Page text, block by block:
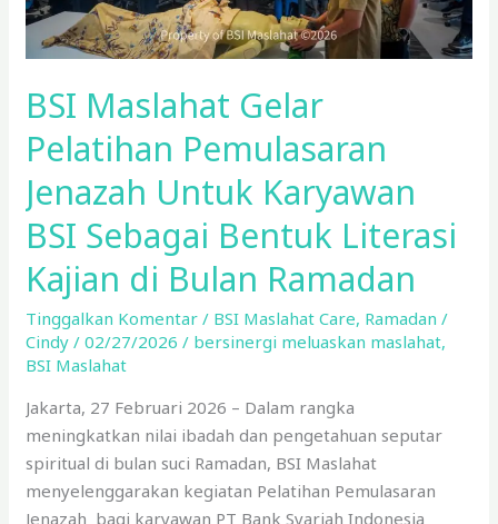
BSI Maslahat Gelar
Pelatihan Pemulasaran
Jenazah Untuk Karyawan
BSI Sebagai Bentuk Literasi
Kajian di Bulan Ramadan
Tinggalkan Komentar / BSI Maslahat Care, Ramadan /
Cindy/02/27/2026/ bersinergi meluaskan maslahat,
BSI Maslahat
Jakarta, 27 Februari 2026 – Dalam rangka
meningkatkan nilai ibadah dan pengetahuan seputar
spiritual di bulan suci Ramadan, BSI Maslahat
menyelenggarakan kegiatan Pelatihan Pemulasaran
Jenazah bagi karyawan PT Bank Syariah Indonesia
Karyawan
BSI
Bentuk
Literasi
Kajian
di
Bulan
Ramadan